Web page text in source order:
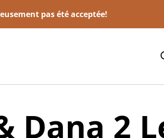
pas été acceptée!
Dana 2